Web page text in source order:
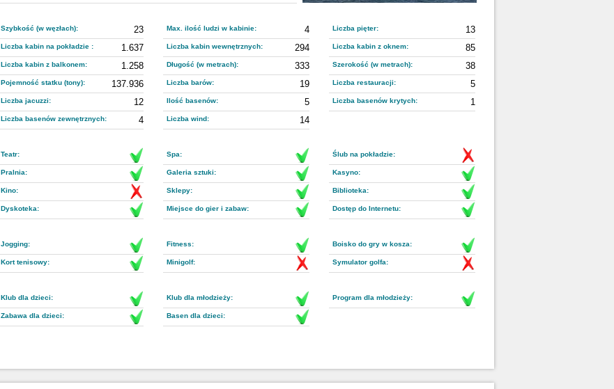
Szybkość (w węzłach): 23 Max. ilość ludzi w kabinie: 4 Liczba pięter: 13
Liczba kabin na pokładzie : 1.637 Liczba kabin wewnętrznych: 294 Liczba kabin z oknem: 85
Liczba kabin z balkonem: 1.258 Długość (w metrach): 333 Szerokość (w metrach): 38
Pojemność statku (tony): 137.936 Liczba barów: 19 Liczba restauracji: 5
Liczba jacuzzi: 12 Ilość basenów: 5 Liczba basenów krytych: 1
Liczba basenów zewnętrznych: 4 Liczba wind: 14
Teatr: Spa: Ślub na pokładzie:
Pralnia: Galeria sztuki: Kasyno:
Kino: Sklepy: Biblioteka:
Dyskoteka: Miejsce do gier i zabaw: Dostęp do Internetu:
Jogging: Fitness: Boisko do gry w kosza:
Kort tenisowy: Minigolf: Symulator golfa:
Klub dla dzieci: Klub dla młodzieży: Program dla młodzieży:
Zabawa dla dzieci: Basen dla dzieci: